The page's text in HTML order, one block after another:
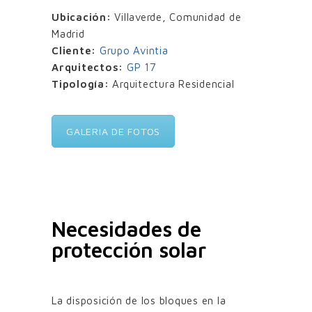
Ubicación: Villaverde, Comunidad de
Madrid
Cliente: Grupo Avintia
Arquitectos: GP 17
Tipología: Arquitectura Residencial
GALERIA DE FOTOS
Necesidades de
protección solar
La disposición de los bloques en la